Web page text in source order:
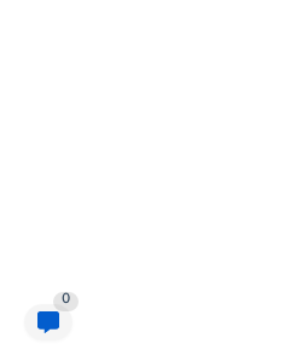
0